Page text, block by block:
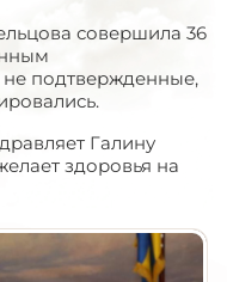
совершила 36
подтвержденные,
Галину
здоровья на